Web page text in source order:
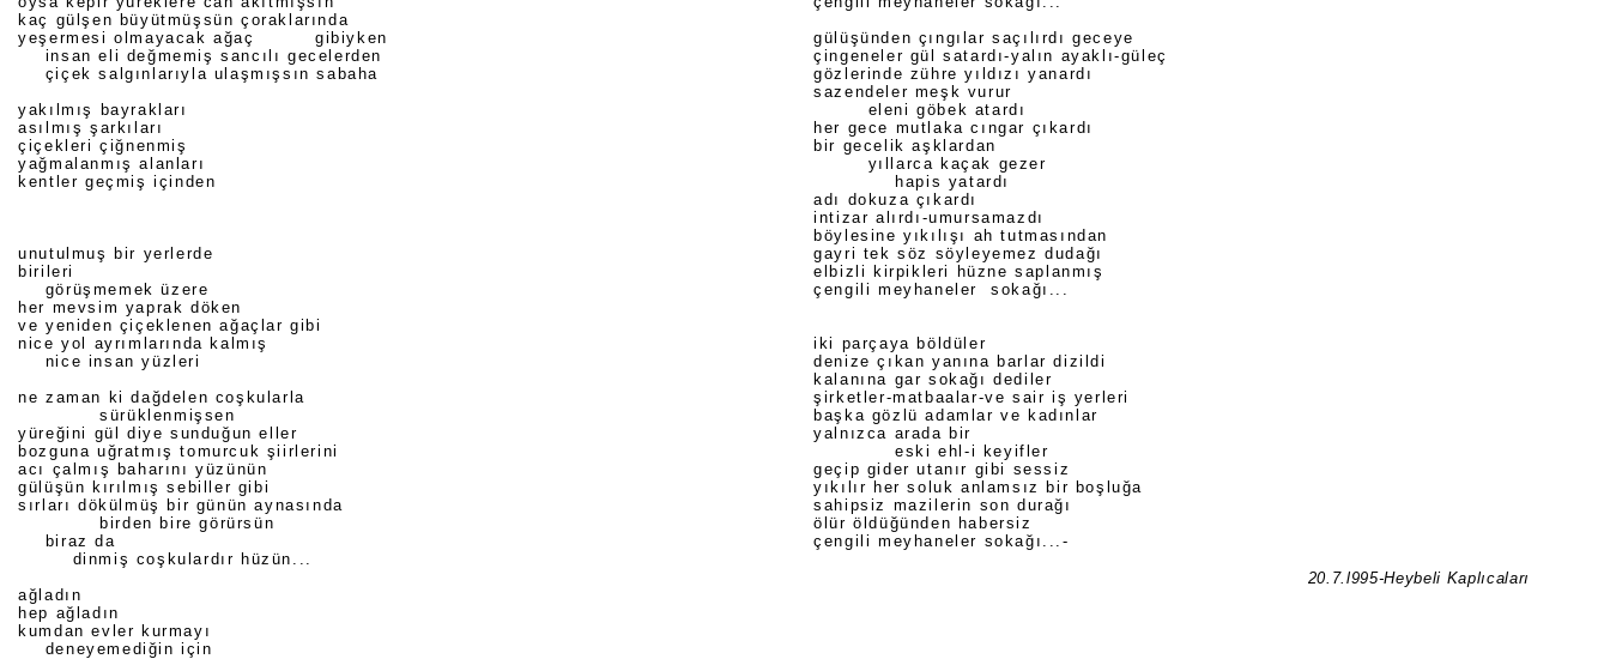
kaç gülşen büyütmüşsün çoraklarında
yeşermesi olmayacak ağaç gibiyken
insan eli değmemiş sancılı gecelerden
çiçek salgınlarıyla ulaşmışsın sabaha
yakılmış bayrakları
asılmış şarkıları
çiçekleri çiğnenmiş
yağmalanmış alanları
kentler geçmiş içinden
unutulmuş bir yerlerde
birileri
görüşmemek üzere
her mevsim yaprak döken
ve yeniden çiçeklenen ağaçlar gibi
nice yol ayrımlarında kalmış
nice insan yüzleri
ne zaman ki dağdelen coşkularla
sürüklenmişsen
yüreğini gül diye sunduğun eller
bozguna uğratmış tomurcuk şiirlerini
acı çalmış baharını yüzünün
gülüşün kırılmış sebiller gibi
sırları dökülmüş bir günün aynasında
birden bire görürsün
biraz da
dinmiş coşkulardır hüzün...
ağladın
hep ağladın
kumdan evler kurmayı
deneyemediğin için
gülüşünden çıngılar saçılırdı geceye
çingeneler gül satardı-yalın ayaklı-güleç
gözlerinde zühre yıldızı yanardı
sazendeler meşk vurur
eleni göbek atardı
her gece mutlaka cıngar çıkardı
bir gecelik aşklardan
yıllarca kaçak gezer
hapis yatardı
adı dokuza çıkardı
intizar alırdı-umursamazdı
böylesine yıkılışı ah tutmasından
gayri tek söz söyleyemez dudağı
elbizli kirpikleri hüzne saplanmış
çengili meyhaneler sokağı...
iki parçaya böldüler
denize çıkan yanına barlar dizildi
kalanına gar sokağı dediler
şirketler-matbaalar-ve sair iş yerleri
başka gözlü adamlar ve kadınlar
yalnızca arada bir
eski ehl-i keyifler
geçip gider utanır gibi sessiz
yıkılır her soluk anlamsız bir boşluğa
sahipsiz mazilerin son durağı
ölür öldüğünden habersiz
çengili meyhaneler sokağı...-
20.7.l995-Heybeli Kaplıcaları